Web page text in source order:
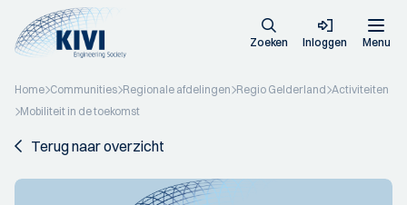
Zoeken Inloggen Menu
Home Communities Regionale afdelingen Regio Gelderland Activiteiten
Mobiliteit in de toekomst
Terug naar overzicht